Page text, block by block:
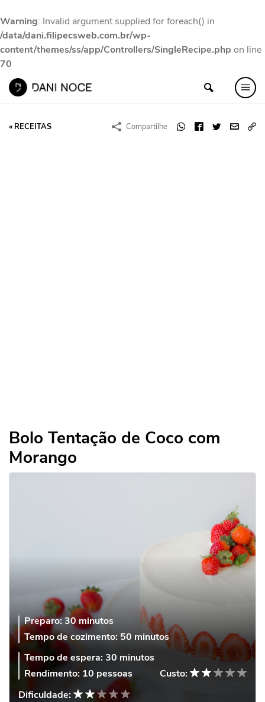
Warning: Invalid argument supplied for foreach() in
/data/dani.filipecsweb.com.br/wp-
content/themes/ss/app/Controllers/SingleRecipe.php on line
70
« RECEITAS Compartilhe
Bolo Tentação de Coco com
Morango
Preparo:30 minutos
Tempo de cozimento: 50 minutos
Tempo de espera:30 minutos
Rendimento: 10 pessoas
Custo:
Dificuldade: